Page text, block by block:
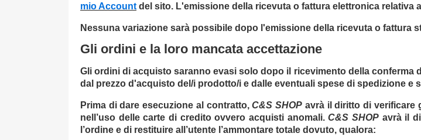
mio Account del sito. L'emissione della ricevuta o fattura elettronica relativa
Nessuna variazione sarà possibile dopo l'emissione della ricevuta o fattura
Gli ordini e la loro mancata accettazione
Gli ordini di acquisto saranno evasi solo dopo il ricevimento della
dal prezzo d'acquisto del/i prodotto/i e dalle eventuali spese di spedizione e
Prima di dare esecuzione al contratto,C&S SHOP avrà il diritto di verificare
nell’uso delle carte di credito ovvero acquisti anomali.C&S SHOPavrà il
l’ordine e di restituire all’utente l’ammontare totale dovuto, qualora: